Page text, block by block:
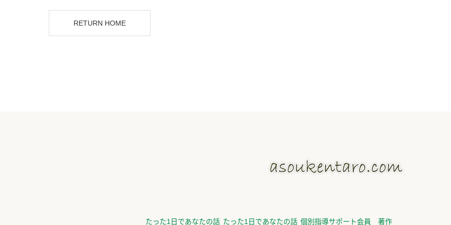
RETURN HOME
たった1日であなたの話 たった1日であなたの話 個別指導サポート会員 著作